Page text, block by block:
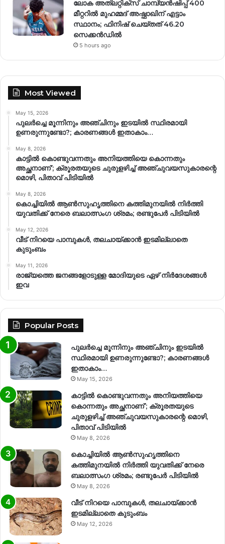
ലോക അത്‌ലറ്റിക്‌സ് ചാമ്പ്യൻഷിപ്പ് 400
മീറ്ററിൽ മുഹമ്മദ് അഷ്ഫാഖിന് എട്ടാം
സ്ഥാനം; ഫിനിഷ് ചെയ്തത് 46.20
സെക്കൻഡിൽ
5 hours ago
Most Viewed
May 15, 2026
പുലർച്ചെ മൂന്നിനും അഞ്ചിനും ഇടയിൽ സ്ഥിരമായി
ഉണരുന്നുണ്ടോ?; കാരണങ്ങള്‍ ഇതാകാം…
May 8, 2026
കാട്ടിൽ കൊണ്ടുവന്നതും അനിയത്തിയെ കൊന്നതും
അച്ഛനാണ്’; ക്രൂരതയുടെ ചുരുളഴിച്ച് അഞ്ചുവയസുകാരന്റെ
മൊഴി, പിതാവ് പിടിയിൽ
May 8, 2026
കൊച്ചിയിൽ ആൺസുഹൃത്തിനെ കത്തിമുനയിൽ നിർത്തി
യുവതിക്ക് നേരെ ബലാത്സംഗ​ ശ്രമം; രണ്ടുപേർ പിടിയിൽ
May 12, 2026
വീട് നിറയെ പാമ്പുകൾ, തലചായ്ക്കാൻ ഇടമില്ലാതെ
കുടുംബം
May 11, 2026
രാജ്യത്തെ ജനങ്ങളോടുള്ള മോദിയുടെ ഏഴ് നിര്‍ദേശങ്ങള്‍
ഇവ
Popular Posts
പുലർച്ചെ മൂന്നിനും അഞ്ചിനും ഇടയിൽ
സ്ഥിരമായി ഉണരുന്നുണ്ടോ?; കാരണങ്ങള്‍
ഇതാകാം…
May 15, 2026
കാട്ടിൽ കൊണ്ടുവന്നതും അനിയത്തിയെ
കൊന്നതും അച്ഛനാണ്’; ക്രൂരതയുടെ
ചുരുളഴിച്ച് അഞ്ചുവയസുകാരന്റെ മൊഴി,
പിതാവ് പിടിയിൽ
May 8, 2026
കൊച്ചിയിൽ ആൺസുഹൃത്തിനെ
കത്തിമുനയിൽ നിർത്തി യുവതിക്ക് നേരെ
ബലാത്സംഗ​ ശ്രമം; രണ്ടുപേർ പിടിയിൽ
May 8, 2026
വീട് നിറയെ പാമ്പുകൾ, തലചായ്ക്കാൻ
ഇടമില്ലാതെ കുടുംബം
May 12, 2026